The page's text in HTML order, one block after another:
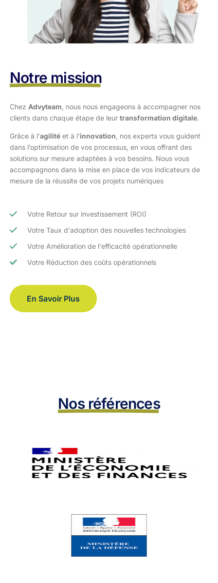
Notre mission
Chez Advyteam , nous nous engageons à accompagner nos
clients dans chaque étape de leur transformation digitale.
Grâce à l’agilité et à l’innovation , nos experts vous guident
dans l’optimisation de vos processus, en vous offrant des
solutions sur mesure adaptées à vos besoins. Nous vous
accompagnons dans la mise en place de vos indicateurs de
mesure de la réussite de vos projets numériques
Votre Retour sur investissement (ROI)
Votre Taux d'adoption des nouvelles technologies
Votre Amélioration de l'efficacité opérationnelle
Votre Réduction des coûts opérationnels
En Savoir Plus
Nos références